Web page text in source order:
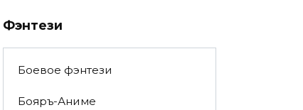
Фэнтези
Боевое фэнтези
Бояръ-Аниме